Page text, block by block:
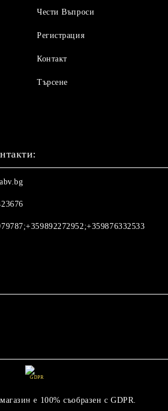
Чести Въпроси
Регистрация
Контакт
Търсене
GDPR
е 100% съобразен с GDPR.